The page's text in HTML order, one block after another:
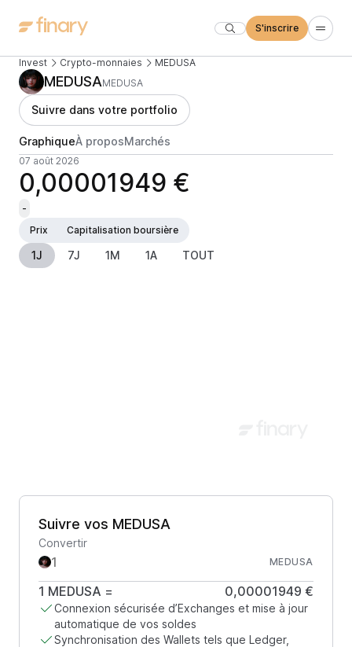
S'inscrire
Invest Crypto-monnaies MEDUSA
MEDUSAMEDUSA
Suivre dans votre portfolio
GraphiqueÀ proposMarchés
07 août 2026
0,00001949 €
-
Prix
Capitalisation boursière
1J 7J 1M 1A TOUT
Suivre vos MEDUSA
Convertir
MEDUSA
1 MEDUSA = 0,00001949 €
Connexion sécurisée d’Exchanges et mise à jour
automatique de vos soldes
Synchronisation des Wallets tels que Ledger,